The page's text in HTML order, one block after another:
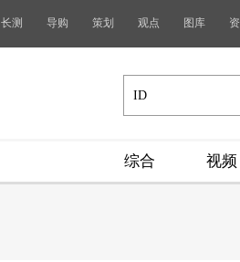
长测 导购 策划 观点 图库
综合 视频